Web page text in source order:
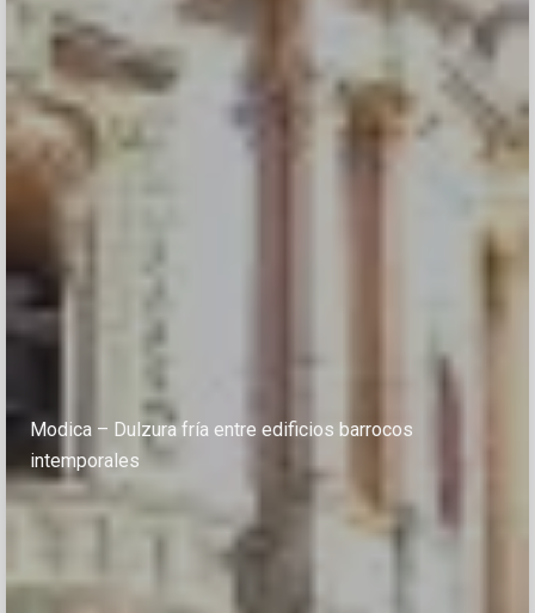
Modica – Dulzura fría entre edificios barrocos
intemporales